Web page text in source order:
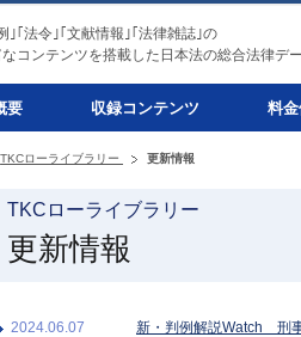
｣｢法令｣｢文献情報｣｢法律雑誌｣の
なコンテンツを搭載した日本法の総合法律デ
要 収録コンテンツ 料
TKCローライブラリー 更新情報
TKCローライブラリー
更新情報
2024.06.07
新・判例解説Watch 刑